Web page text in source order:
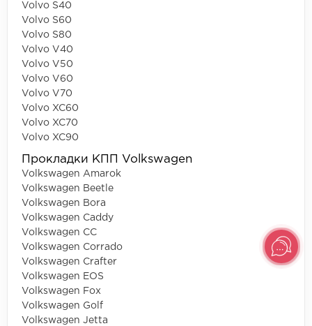
Volvo S40
Volvo S60
Volvo S80
Volvo V40
Volvo V50
Volvo V60
Volvo V70
Volvo XC60
Volvo XC70
Volvo XC90
Прокладки КПП Volkswagen
Volkswagen Amarok
Volkswagen Beetle
Volkswagen Bora
Volkswagen Caddy
Volkswagen CC
Volkswagen Corrado
Volkswagen Crafter
Volkswagen EOS
Volkswagen Fox
Volkswagen Golf
Volkswagen Jetta